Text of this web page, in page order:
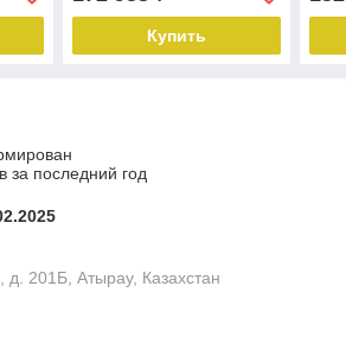
Купить
за последний год
201Б, Атырау, Казахстан